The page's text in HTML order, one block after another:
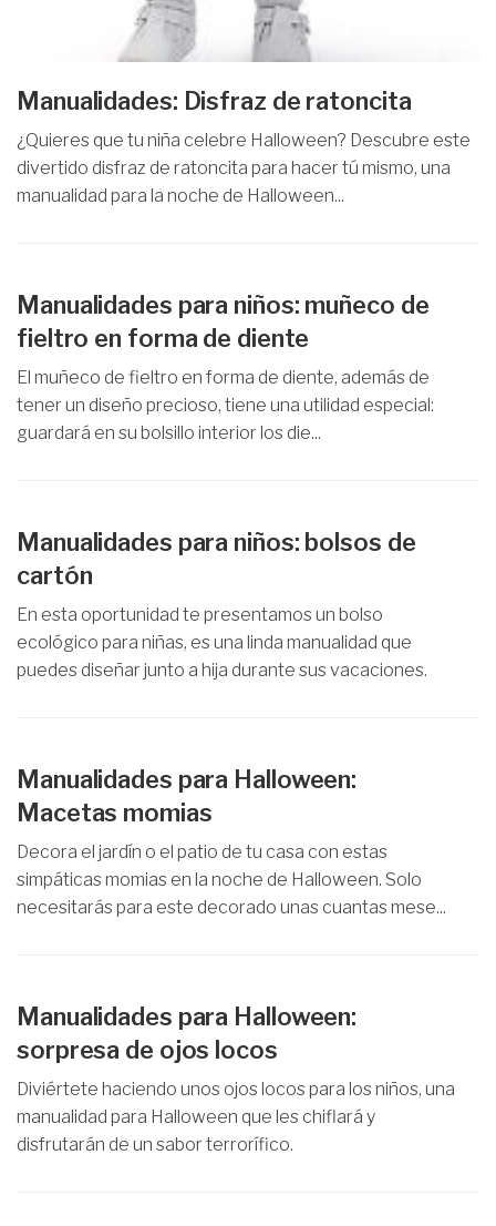
Manualidades: Disfraz de ratoncita
¿Quieres que tu niña celebre Halloween? Descubre este
divertido disfraz de ratoncita para hacer tú mismo, una
manualidad para la noche de Halloween...
Manualidades para niños: muñeco de
fieltro en forma de diente
El muñeco de fieltro en forma de diente, además de
tener un diseño precioso, tiene una utilidad especial:
guardará en su bolsillo interior los die...
Manualidades para niños: bolsos de
cartón
En esta oportunidad te presentamos un bolso
ecológico para niñas, es una linda manualidad que
puedes diseñar junto a hija durante sus vacaciones.
Manualidades para Halloween:
Macetas momias
Decora el jardín o el patio de tu casa con estas
simpáticas momias en la noche de Halloween. Solo
necesitarás para este decorado unas cuantas mese...
Manualidades para Halloween:
sorpresa de ojos locos
Diviértete haciendo unos ojos locos para los niños, una
manualidad para Halloween que les chiflará y
disfrutarán de un sabor terrorífico.